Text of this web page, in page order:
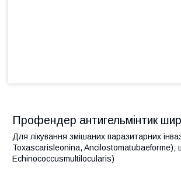
Профендер антигельмінтик
Для лікування змішаних паразитарних
Toxascarisleonina,
Echinococcusmultilocularis)